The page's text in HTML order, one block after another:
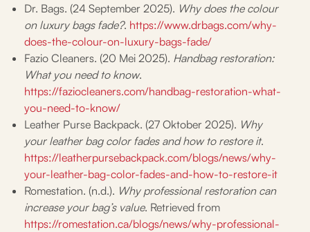
Dr. Bags. (24 September 2025). Why does the colour
on luxury bags fade?. https://www.drbags.com/why-
does-the-colour-on-luxury-bags-fade/
Fazio Cleaners. (20 Mei 2025). Handbag restoration:
What you need to know.
https://faziocleaners.com/handbag-restoration-what-
you-need-to-know/
Leather Purse Backpack. (27 Oktober 2025). Why
your leather bag color fades and how to restore it.
https://leatherpursebackpack.com/blogs/news/why-
your-leather-bag-color-fades-and-how-to-restore-it
Romestation. (n.d.). Why professional restoration can
increase your bag’s value. Retrieved from
https://romestation.ca/blogs/news/why-professional-